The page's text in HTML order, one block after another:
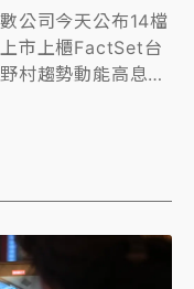
公司今天公布14檔
市上櫃FactSet台
村趨勢動能高息
動最大，預計今